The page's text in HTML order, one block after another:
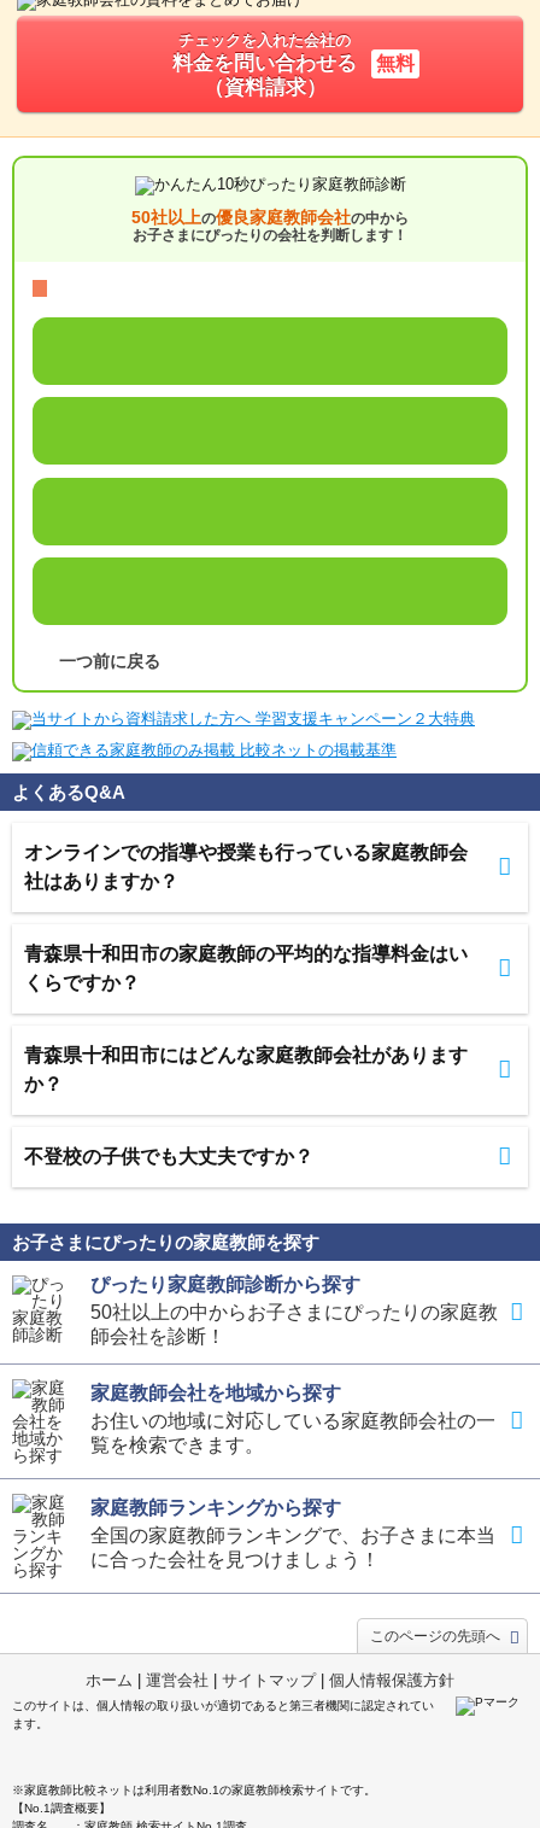
チェックを入れた会社の
料金を問い合わせる
（資料請求）
無料
50社以上の優良家庭教師会社の中から
お子さまにぴったりの会社を判断します！
一つ前に戻る
よくあるQ&A
オンラインでの指導や授業も行っている家庭教師会
社はありますか？
青森県十和田市の家庭教師の平均的な指導料金はい
くらですか？
青森県十和田市にはどんな家庭教師会社があります
か？
不登校の子供でも大丈夫ですか？
お子さまにぴったりの家庭教師を探す
ぴったり家庭教師診断から探す
50社以上の中からお子さまにぴったりの家庭教
師会社を診断！
家庭教師会社を地域から探す
お住いの地域に対応している家庭教師会社の一
覧を検索できます。
家庭教師ランキングから探す
全国の家庭教師ランキングで、お子さまに本当
に合った会社を見つけましょう！
このページの先頭へ
ホーム 運営会社 サイトマップ| 個人情報保護方針
このサイトは、個人情報の取り扱いが適切であると第三者機関に認定されてい
ます。
※家庭教師比較ネットは利用者数No.1の家庭教師検索サイトです。
【No.1調査概要】